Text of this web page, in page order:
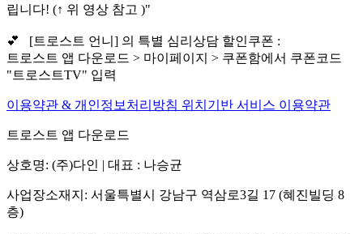
립니다! (↑ 위 영상 참고 )"
💕 [트로스트 언니] 의 특별 심리상담 할인쿠폰 :
트로스트 앱 다운로드 > 마이페이지 > 쿠폰함에서 쿠폰코드
"트로스트TV" 입력
이용약관 & 개인정보처리방침 위치기반 서비스 이용약관
트로스트 앱 다운로드
상호명: (주)다인 | 대표 : 나승균
사업장소재지: 서울특별시 강남구 역삼로3길 17 (혜진빌딩 8
층)